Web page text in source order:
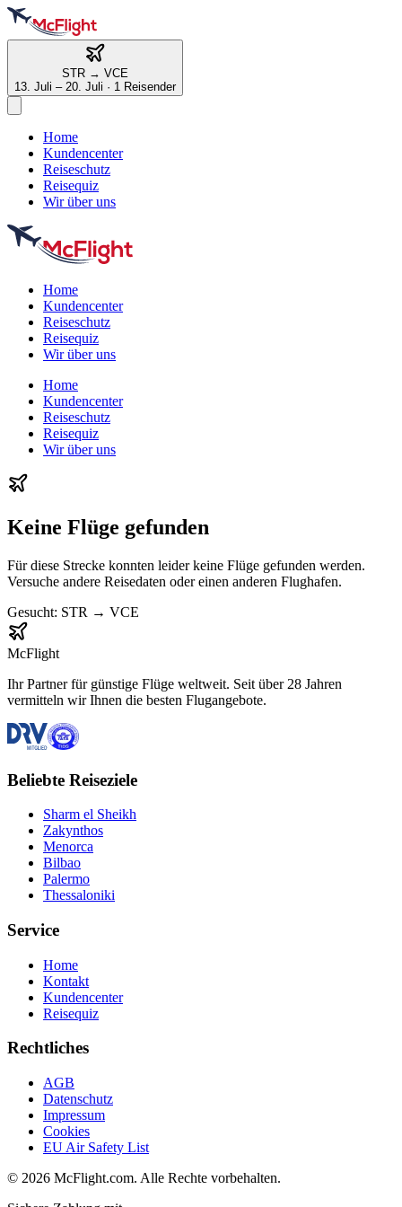
STR → VCE
13. Juli – 20. Juli · 1 Reisender
Home
Kundencenter
Reiseschutz
Reisequiz
Wir über uns
Home
Kundencenter
Reiseschutz
Reisequiz
Wir über uns
Home
Kundencenter
Reiseschutz
Reisequiz
Wir über uns
Keine Flüge gefunden
Für diese Strecke konnten leider keine Flüge gefunden werden.
Versuche andere Reisedaten oder einen anderen Flughafen.
Gesucht: STR → VCE
McFlight
Ihr Partner für günstige Flüge weltweit. Seit über 28 Jahren
vermitteln wir Ihnen die besten Flugangebote.
Beliebte Reiseziele
Sharm el Sheikh
Zakynthos
Menorca
Bilbao
Palermo
Thessaloniki
Service
Home
Kontakt
Kundencenter
Reisequiz
Rechtliches
AGB
Datenschutz
Impressum
Cookies
EU Air Safety List
© 2026 McFlight.com. Alle Rechte vorbehalten.